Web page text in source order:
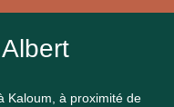
Kaloum, à proximité de